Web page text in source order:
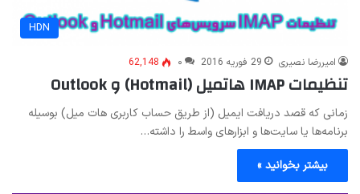
HDN
امیررضا نصیری 29 فوریه 2016 ۰ 62,148
تنظیمات IMAP هاتمیل (Hotmail) و Outlook
زمانی که قصد دریافت ایمیل (از طریق حساب کاربری هات میل) بوسیله
برنامه‌ها یا سایت‌ها و ابزارهای واسط را داشته…
بیشتر بخوانید »